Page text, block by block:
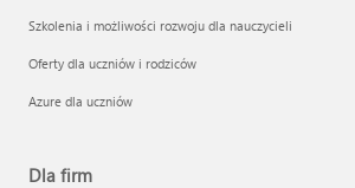
Szkolenia i możliwości rozwoju dla nauczycieli
Oferty dla uczniów i rodziców
Azure dla uczniów
Dla firm